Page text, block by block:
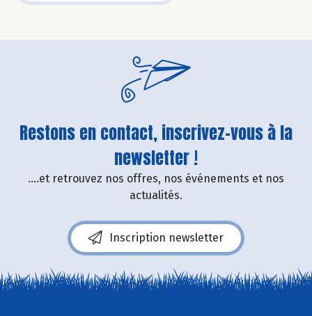
Restons en contact, inscrivez-vous à la
newsletter !
....et retrouvez nos offres, nos événements et nos
actualités.
Inscription newsletter